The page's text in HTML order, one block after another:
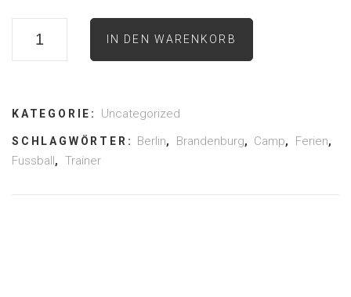
IN DEN WARENKORB
KATEGORIE: Uncategorized
SCHLAGWÖRTER: Berlin, Brandenburg, Camp, Ferien,
Fussball, Trainer